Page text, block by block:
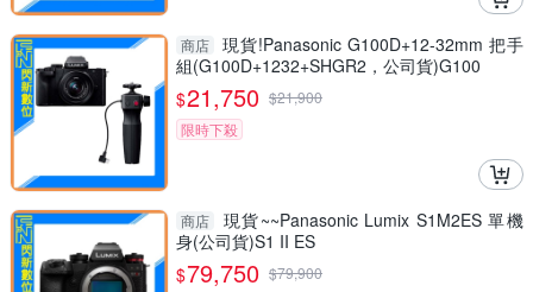
商店
現貨!Panasonic G100D+12-32mm 把手
組(G100D+1232+SHGR2，公司貨)G100
$21,750 $21,900
限時下殺
商店
現貨~~Panasonic Lumix S1M2ES 單機
身(公司貨)S1 II ES
$79,750 $79,900